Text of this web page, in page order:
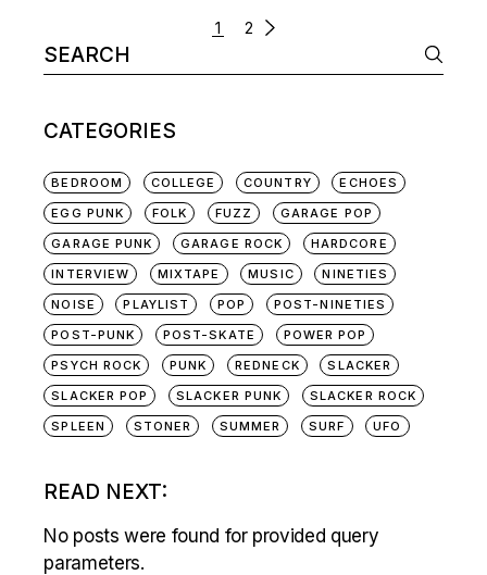
NAVIGATION
1 2
Search
for:
CATEGORIES
BEDROOM COLLEGE COUNTRY
ECHOES
EGG PUNK
FOLK FUZZ
GARAGE POP
GARAGE PUNK
GARAGE ROCK
HARDCORE
INTERVIEW
MIXTAPE MUSIC
NINETIES
NOISE
PLAYLIST POP
POST-NINETIES
POST-PUNK
POST-SKATE
POWER POP
PSYCH ROCK
PUNK REDNECK
SLACKER
SLACKER POP
SLACKER PUNK
SLACKER ROCK
SPLEEN
STONER SUMMER SURF UFO
READ NEXT:
No posts were found for provided query
parameters.